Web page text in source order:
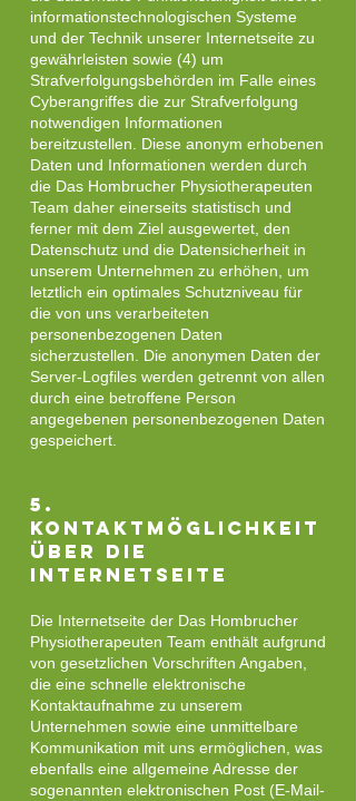
informationstechnologischen Systeme
und der Technik unserer Internetseite zu
gewährleisten sowie (4) um
Strafverfolgungsbehörden im Falle eines
Cyberangriffes die zur Strafverfolgung
notwendigen Informationen
bereitzustellen. Diese anonym erhobenen
Daten und Informationen werden durch
die Das Hombrucher Physiotherapeuten
Team daher einerseits statistisch und
ferner mit dem Ziel ausgewertet, den
Datenschutz und die Datensicherheit in
unserem Unternehmen zu erhöhen, um
letztlich ein optimales Schutzniveau für
die von uns verarbeiteten
personenbezogenen Daten
sicherzustellen. Die anonymen Daten der
Server-Logfiles werden getrennt von allen
durch eine betroffene Person
angegebenen personenbezogenen Daten
gespeichert.
5.
Kontaktmöglichkeit
über die
Internetseite
Die Internetseite der Das Hombrucher
Physiotherapeuten Team enthält aufgrund
von gesetzlichen Vorschriften Angaben,
die eine schnelle elektronische
Kontaktaufnahme zu unserem
Unternehmen sowie eine unmittelbare
Kommunikation mit uns ermöglichen, was
ebenfalls eine allgemeine Adresse der
sogenannten elektronischen Post (E-Mail-